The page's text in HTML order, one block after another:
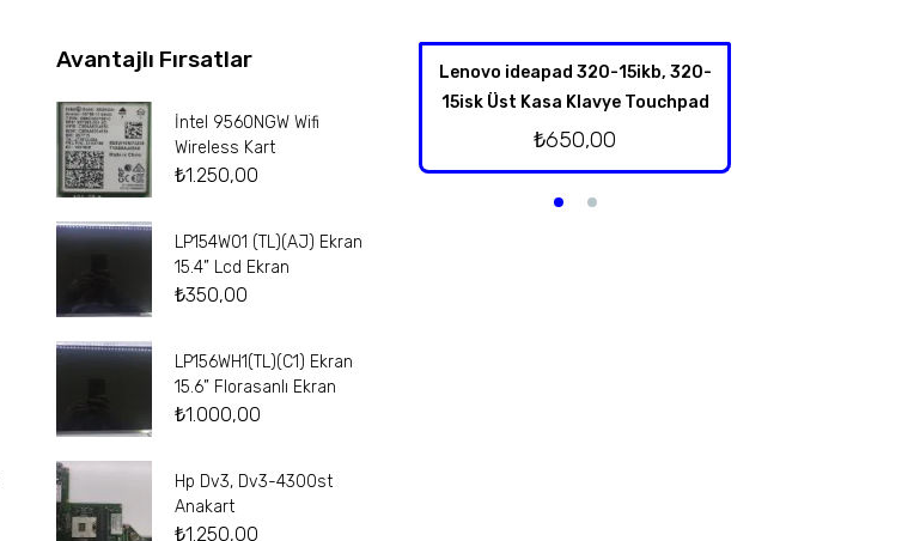
Avantajlı Fırsatlar
İntel 9560NGW Wifi
Wireless Kart
₺1.250,00
LP154W01 (TL)(AJ) Ekran
15.4” Lcd Ekran
₺350,00
LP156WH1(TL)(C1) Ekran
15.6” Florasanlı Ekran
₺1.000,00
Hp Dv3, Dv3-4300st
Anakart
₺1.250,00
Lenovo ideapad 320-15ikb, 320-
15isk Üst Kasa Klavye Touchpad
₺650,00